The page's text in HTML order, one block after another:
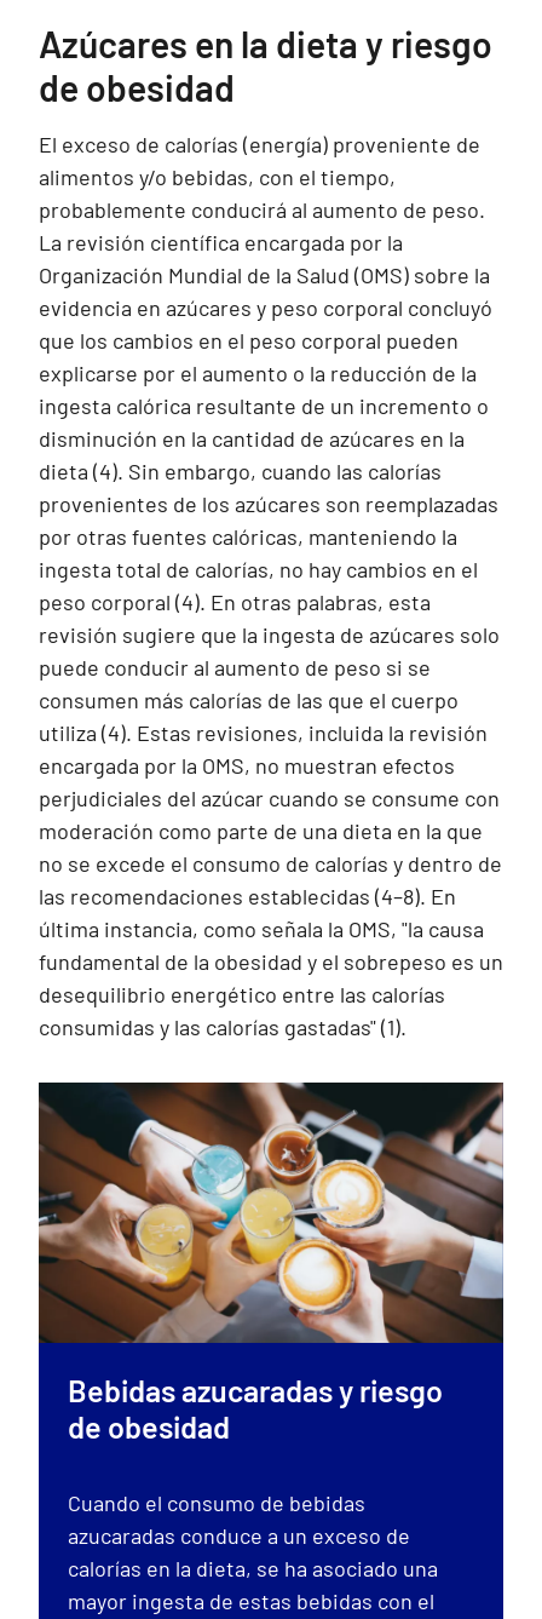
Azúcares en la dieta y riesgo
de obesidad
El exceso de calorías (energía) proveniente de
alimentos y/o bebidas, con el tiempo,
probablemente conducirá al aumento de peso.
La revisión científica encargada por la
Organización Mundial de la Salud (OMS) sobre la
evidencia en azúcares y peso corporal concluyó
que los cambios en el peso corporal pueden
explicarse por el aumento o la reducción de la
ingesta calórica resultante de un incremento o
disminución en la cantidad de azúcares en la
dieta (4). Sin embargo, cuando las calorías
provenientes de los azúcares son reemplazadas
por otras fuentes calóricas, manteniendo la
ingesta total de calorías, no hay cambios en el
peso corporal (4). En otras palabras, esta
revisión sugiere que la ingesta de azúcares solo
puede conducir al aumento de peso si se
consumen más calorías de las que el cuerpo
utiliza (4). Estas revisiones, incluida la revisión
encargada por la OMS, no muestran efectos
perjudiciales del azúcar cuando se consume con
moderación como parte de una dieta en la que
no se excede el consumo de calorías y dentro de
las recomendaciones establecidas (4–8). En
última instancia, como señala la OMS, "la causa
fundamental de la obesidad y el sobrepeso es un
desequilibrio energético entre las calorías
consumidas y las calorías gastadas" (1).
Bebidas azucaradas y riesgo
de obesidad
Cuando el consumo de bebidas
azucaradas conduce a un exceso de
calorías en la dieta, se ha asociado una
mayor ingesta de estas bebidas con el